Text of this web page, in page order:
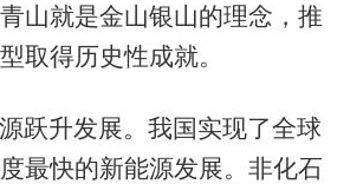
山就是金山银山的理念，推
取得历史性成就。
跃升发展。我国实现了全球
最快的新能源发展。非化石